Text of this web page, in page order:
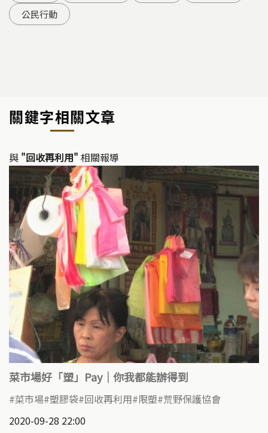
公民行動
關鍵字相關文章
與 "回收再利用" 相關報導
菜市場好「塑」Pay｜你我都能辦得到
菜市場 塑膠袋 回收再利用 限塑 荒野保護協會
2020-09-28 22:00